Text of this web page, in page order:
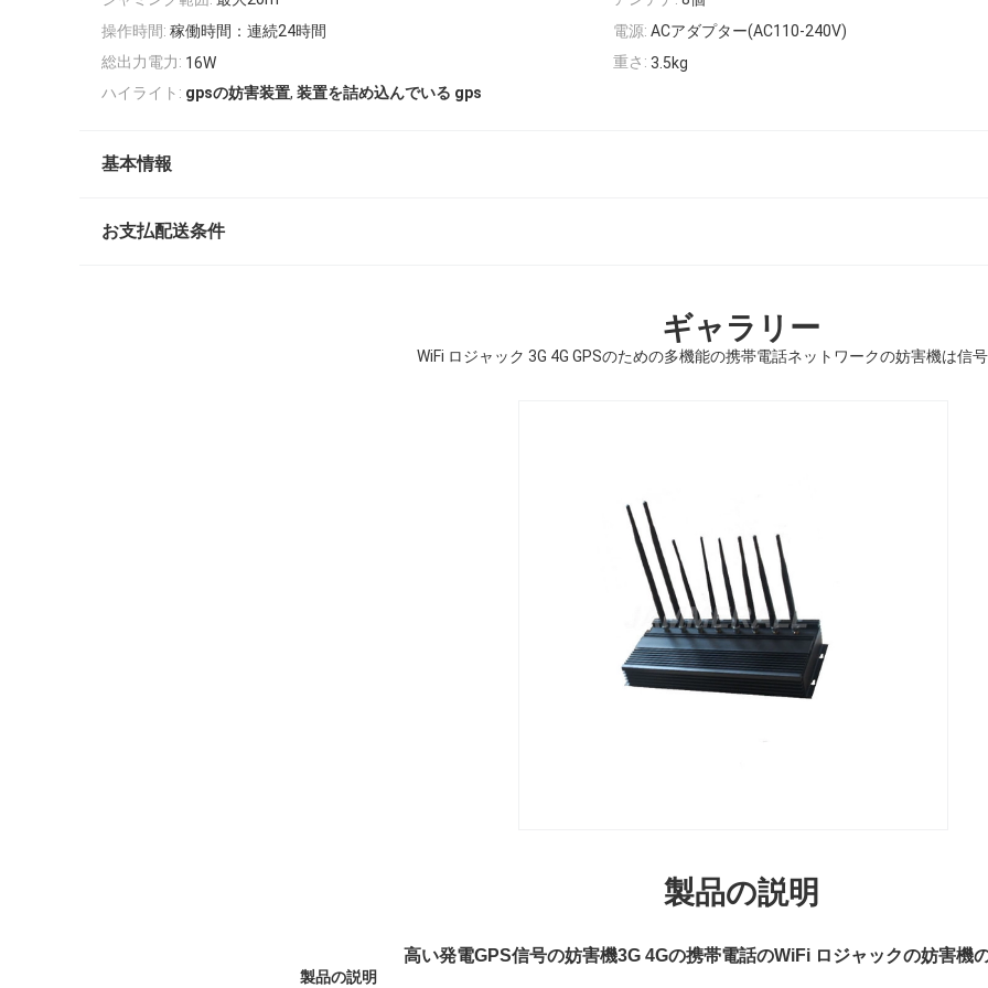
操作時間: 稼働時間：連続24時間 電源: ACアダプター(AC110-240V)
総出力電力: 16W 重さ: 3.5kg
ハイライト: gpsの妨害装置, 装置を詰め込んでいる gps
基本情報
お支払配送条件
ギャラリー
WiFi ロジャック 3G 4G GPSのための多機能の携帯電話ネットワークの妨害機は信
製品の説明
高い発電GPS信号の妨害機3G 4Gの携帯電話のWiFi ロジャックの妨害機
製品の説明